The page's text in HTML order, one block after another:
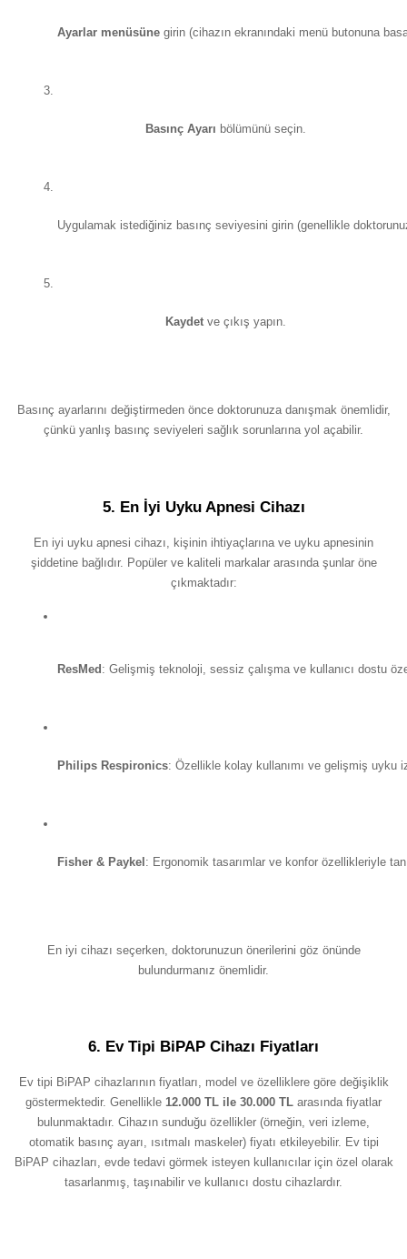
Ayarlar menüsüne girin (cihazın ekranındaki menü butonuna
Basınç Ayarı bölümünü seçin.
Uygulamak istediğiniz basınç seviyesini girin (genellikle
Kaydet ve çıkış yapın.
Basınç ayarlarını değiştirmeden önce doktorunuza danışmak önemlidir,
çünkü yanlış basınç seviyeleri sağlık sorunlarına yol açabilir.
5. En İyi Uyku Apnesi Cihazı
En iyi uyku apnesi cihazı, kişinin ihtiyaçlarına ve uyku apnesinin
şiddetine bağlıdır. Popüler ve kaliteli markalar arasında şunlar öne
çıkmaktadır:
ResMed: Gelişmiş teknoloji, sessiz çalışma ve kullanıcı dostu
Philips Respironics: Özellikle kolay kullanımı ve gelişmiş uyku
Fisher & Paykel: Ergonomik tasarımlar ve konfor özellikleriyle
En iyi cihazı seçerken, doktorunuzun önerilerini göz önünde
bulundurmanız önemlidir.
6. Ev Tipi BiPAP Cihazı Fiyatları
Ev tipi BiPAP cihazlarının fiyatları, model ve özelliklere göre değişiklik
göstermektedir. Genellikle 12.000 TL ile 30.000 TL arasında fiyatlar
bulunmaktadır. Cihazın sunduğu özellikler (örneğin, veri izleme,
otomatik basınç ayarı, ısıtmalı maskeler) fiyatı etkileyebilir. Ev tipi
BiPAP cihazları, evde tedavi görmek isteyen kullanıcılar için özel olarak
tasarlanmış, taşınabilir ve kullanıcı dostu cihazlardır.